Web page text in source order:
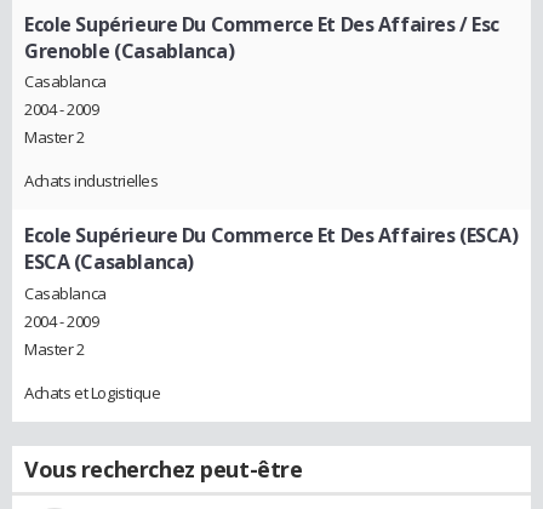
Ecole Supérieure Du Commerce Et Des Affaires / Esc
Grenoble (Casablanca)
Casablanca
2004 - 2009
Master 2
Achats industrielles
Ecole Supérieure Du Commerce Et Des Affaires (ESCA)
ESCA (Casablanca)
Casablanca
2004 - 2009
Master 2
Achats et Logistique
Vous recherchez peut-être